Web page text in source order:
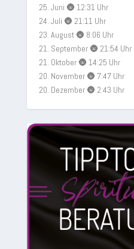
25. Juni 🌚 12:31 Uhr
24. Juli 🌚 21:11 Uhr
23. August 🌚 8:06 Uhr
21. September 🌚 21:54 Uhr
21. Oktober 🌚 14:25 Uhr
20. November 🌚 7:47 Uhr
20. Dezember 🌚 2:43 Uhr